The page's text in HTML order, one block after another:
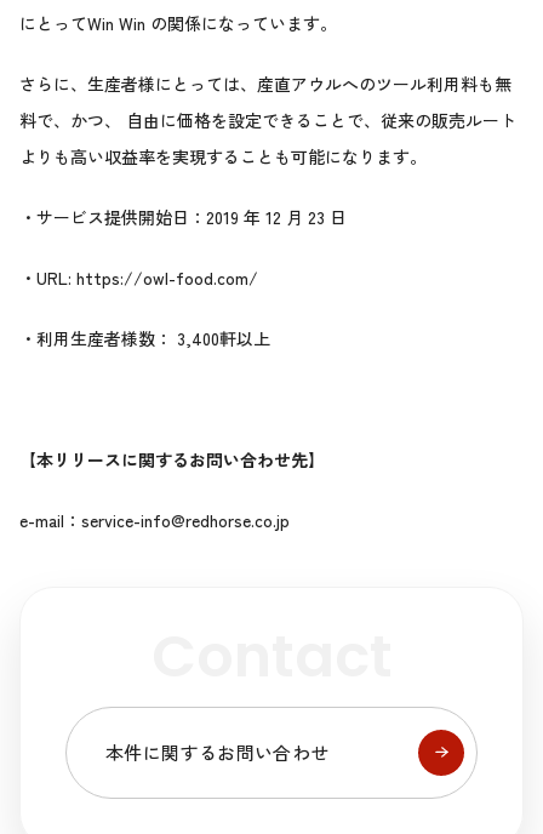
にとってWin Win の関係になっています。
さらに、生産者様にとっては、産直アウルへのツール利用料も無
料で、かつ、 自由に価格を設定できることで、従来の販売ルート
よりも高い収益率を実現することも可能になります。
・サービス提供開始日：2019 年 12 月 23 日
・URL: https://owl-food.com/
・利用生産者様数： 3,400軒以上
【本リリースに関するお問い合わせ先】
e-mail： service-info@redhorse.co.jp
本件に関するお問い合わせ